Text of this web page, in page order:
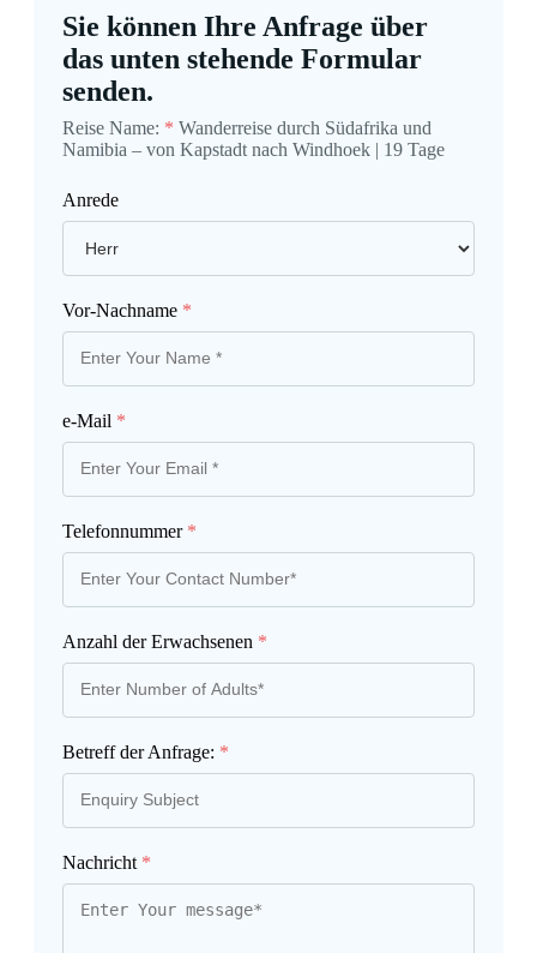
Sie können Ihre Anfrage über
das unten stehende Formular
senden.
Reise Name: * Wanderreise durch Südafrika und
Namibia – von Kapstadt nach Windhoek | 19 Tage
Anrede
Vor-Nachname *
e-Mail *
Telefonnummer *
Anzahl der Erwachsenen *
Betreff der Anfrage: *
Nachricht *